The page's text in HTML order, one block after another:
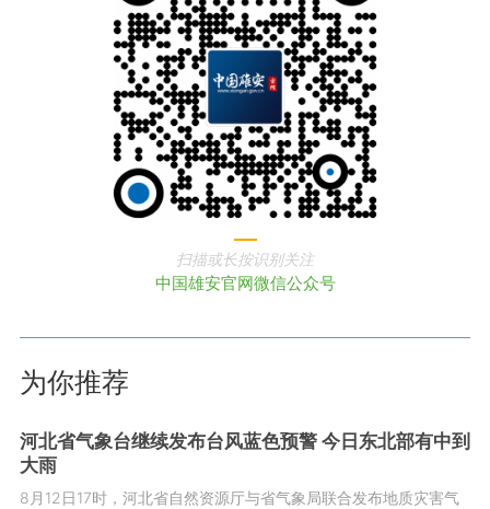
扫描或长按识别关注
中国雄安官网微信公众号
为你推荐
河北省气象台继续发布台风蓝色预警 今日东北部有中到
大雨
8月12日17时，河北省自然资源厅与省气象局联合发布地质灾害气